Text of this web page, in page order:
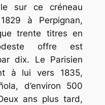
sur ce créneau
à Perpignan,
trente titres en
offre est
dix. Le Parisien
à lui vers 1835,
d’environ 500
ans plus tard,